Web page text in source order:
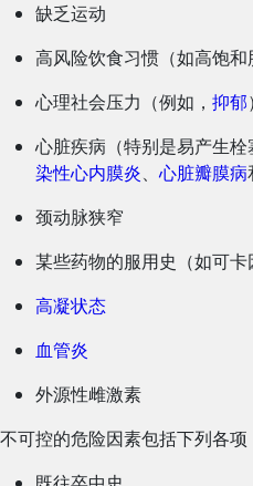
缺乏运动
高风险饮食习惯（如高饱和
心理社会压力（例如， 抑郁）
心脏疾病（特别是易产生
染性心内膜炎、 心脏瓣膜病
颈动脉狭窄
某些药物的服用史（如可卡
高凝状态
血管炎
外源性雌激素
不可控的危险因素包括下列各项